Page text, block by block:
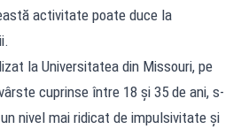
activitate poate duce la
la Universitatea din Missouri, pe
cuprinse între 18 şi 35 de ani, s-
nivel mai ridicat de impulsivitate şi